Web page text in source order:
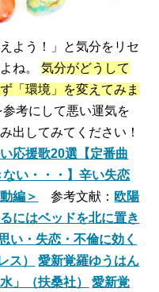
よう！」と気分をリセ
よね。気分がどうして
「環境」を変えてみま
考にして悪い運気を
出してみてください！
応援歌20選【定番曲
ない・・・】辛い失恋
編＞
参考文献： 欧陽
にはベッドを北に置き
い・失恋・不倫に効く
ス）
愛新覚羅ゆうはん
」（扶桑社）
愛新覚